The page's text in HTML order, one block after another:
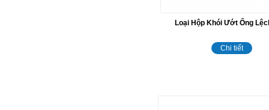
Loại Hộp Khói Ướt Ống
Chi tiết